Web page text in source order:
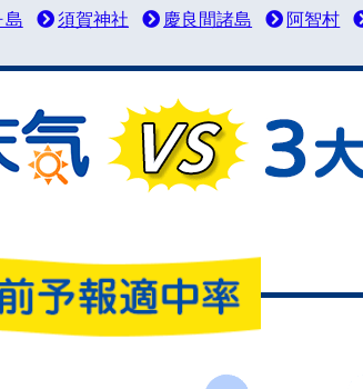
島 須賀神社 慶良間諸島 阿智村